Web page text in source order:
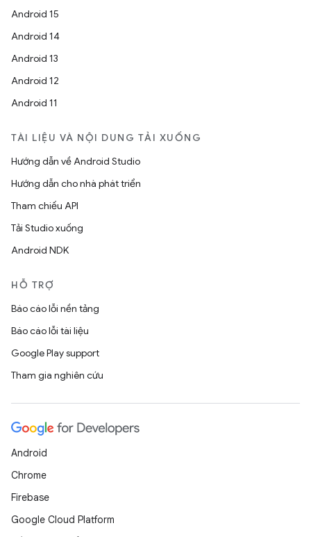
Android 15
Android 14
Android 13
Android 12
Android 11
TÀI LIỆU VÀ NỘI DUNG TẢI XUỐNG
Hướng dẫn về Android Studio
Hướng dẫn cho nhà phát triển
Tham chiếu API
Tải Studio xuống
Android NDK
HỖ TRỢ
Báo cáo lỗi nền tảng
Báo cáo lỗi tài liệu
Google Play support
Tham gia nghiên cứu
Android
Chrome
Firebase
Google Cloud Platform